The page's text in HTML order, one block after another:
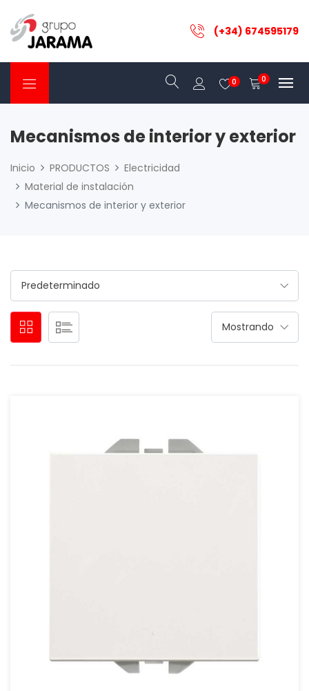
(+34) 674595179
0 0
Mecanismos de interior y exterior
Inicio PRODUCTOS
Electricidad
Material de instalación
Mecanismos de interior y exterior